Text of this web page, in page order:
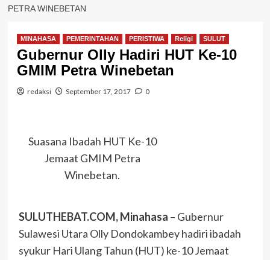
PETRA WINEBETAN
MINAHASA PEMERINTAHAN PERISTIWA Religi SULUT
Gubernur Olly Hadiri HUT Ke-10
GMIM Petra Winebetan
redaksi September 17, 2017 0
Suasana Ibadah HUT Ke-10
Jemaat GMIM Petra
Winebetan.
SULUTHEBAT.COM, Minahasa – Gubernur
Sulawesi Utara Olly Dondokambey hadiri ibadah
syukur Hari Ulang Tahun (HUT) ke-10 Jemaat